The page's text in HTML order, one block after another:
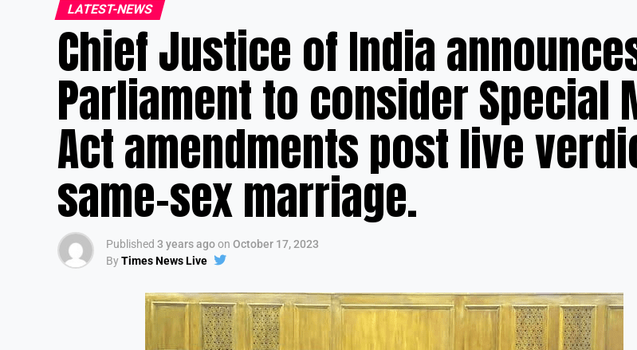
LATEST-NEWS
Chief Justice of India
Parliament to consider Special
Act amendments post live
same-sex marriage.
Published 3 years agoon October 17, 2023
ByTimes News Live